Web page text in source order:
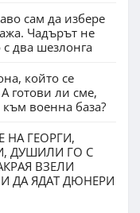
сам да избере
Чадърът не
два шезлонга
който се
готови ли сме,
военна база?
НА ГЕОРГИ,
ДУШИЛИ ГО С
ВЗЕЛИ
ДА ЯДАТ ДЮНЕРИ